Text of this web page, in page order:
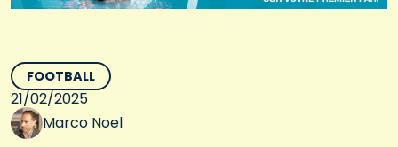
FOOTBALL
21/02/2025
Marco Noel